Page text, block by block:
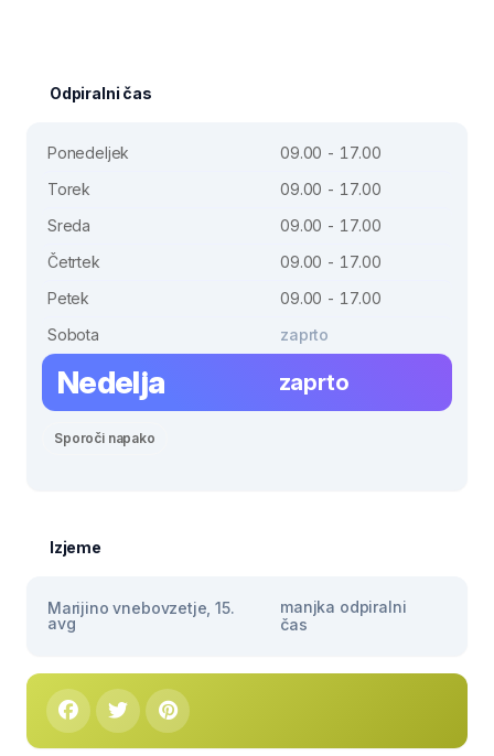
Odpiralni čas
Ponedeljek
09.00 - 17.00
Torek
09.00 - 17.00
Sreda
09.00 - 17.00
Četrtek
09.00 - 17.00
Petek
09.00 - 17.00
Sobota
zaprto
Nedelja zaprto
Sporoči napako
Izjeme
Marijino vnebovzetje, 15.
avg
manjka odpiralni
čas